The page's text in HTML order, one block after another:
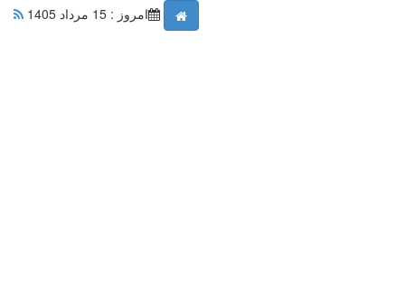
امروز : 15 مرداد 1405